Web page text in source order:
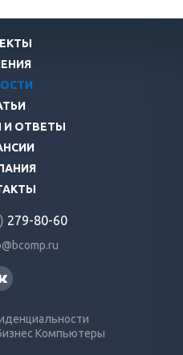
И ОТВЕТЫ
279-80-60
Компьютеры